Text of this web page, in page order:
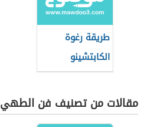
طريقة رغوة
الكابتشينو
مقالات من تصنيف فن الطهي